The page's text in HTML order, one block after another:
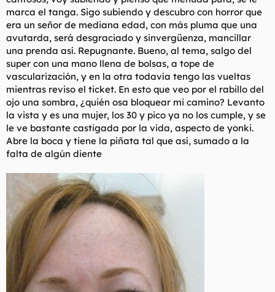
marca el tanga. Sigo subiendo y descubro con horror que
era un señor de mediana edad, con más pluma que una
avutarda, será desgraciado y sinvergüenza, mancillar
una prenda así. Repugnante. Bueno, al tema, salgo del
super con una mano llena de bolsas, a tope de
vascularización, y en la otra todavía tengo las vueltas
mientras reviso el ticket. En esto que veo por el rabillo del
ojo una sombra, ¿quién osa bloquear mi camino? Levanto
la vista y es una mujer, los 30 y pico ya no los cumple, y se
le ve bastante castigada por la vida, aspecto de yonki.
Abre la boca y tiene la piñata tal que así, sumado a la
falta de algún diente